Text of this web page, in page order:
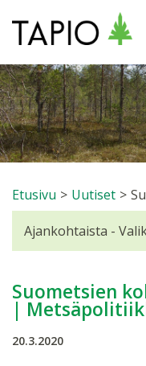
Etusivu > Uutiset >
Suometsien
|
20.3.2020
Ajankohtaista -